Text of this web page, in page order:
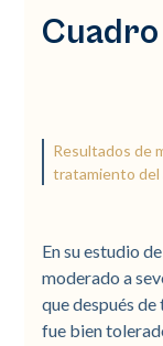
Resultados de
tratamiento del
En su estudio
moderado a
que después
fue bien